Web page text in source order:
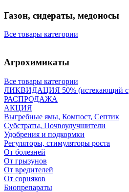
Газон, сидераты, медоносы
Все товары категории
Агрохимикаты
Все товары категории
ЛИКВИДАЦИЯ 50% (истекающий
РАСПРОДАЖА
АКЦИЯ
Выгребные ямы, Компост, Септик
Субстраты, Почвоулучшители
Удобрения и подкормки
Регуляторы, стимуляторы роста
От болезней
От грызунов
От вредителей
От сорняков
Биопрепараты